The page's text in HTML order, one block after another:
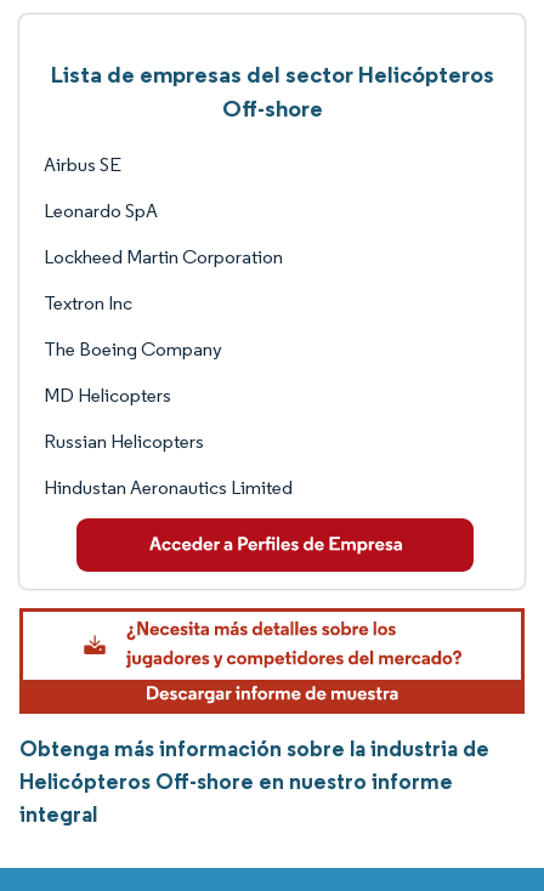
Lista de empresas del sector Helicópteros
Off-shore
Airbus SE
Leonardo SpA
Lockheed Martin Corporation
Textron Inc
The Boeing Company
MD Helicopters
Russian Helicopters
Hindustan Aeronautics Limited
Obtenga más información sobre la industria de
Helicópteros Off-shore en nuestro informe
integral